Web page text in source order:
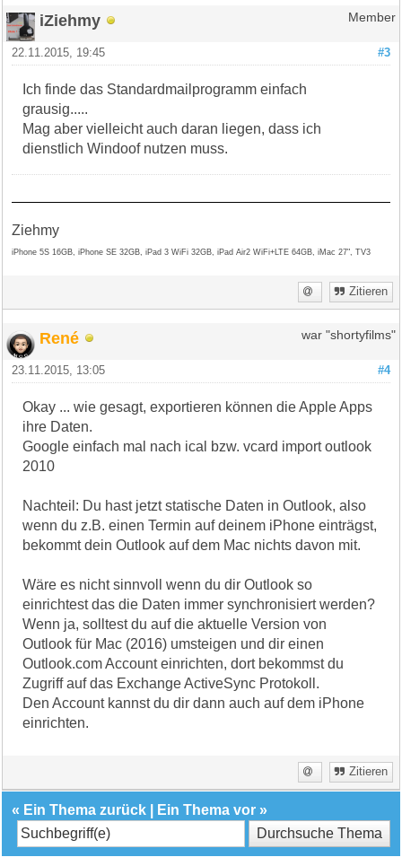
iZiehmy Member
#3
22.11.2015, 19:45
Ich finde das Standardmailprogramm einfach
grausig.....
Mag aber vielleicht auch daran liegen, dass ich
dienstlich Windoof nutzen muss.
Ziehmy
iPhone 5S 16GB, iPhone SE 32GB, iPad 3 WiFi 32GB, iPad Air2 WiFi+LTE 64GB, iMac 27", TV3
Zitieren
René war "shortyfilms"
#4
23.11.2015, 13:05
Okay ... wie gesagt, exportieren können die Apple Apps
ihre Daten.
Google einfach mal nach ical bzw. vcard import outlook
2010
Nachteil: Du hast jetzt statische Daten in Outlook, also
wenn du z.B. einen Termin auf deinem iPhone einträgst,
bekommt dein Outlook auf dem Mac nichts davon mit.
Wäre es nicht sinnvoll wenn du dir Outlook so
einrichtest das die Daten immer synchronisiert werden?
Wenn ja, solltest du auf die aktuelle Version von
Outlook für Mac (2016) umsteigen und dir einen
Outlook.com Account einrichten, dort bekommst du
Zugriff auf das Exchange ActiveSync Protokoll.
Den Account kannst du dir dann auch auf dem iPhone
einrichten.
Zitieren
« Ein Thema zurück Ein Thema vor »